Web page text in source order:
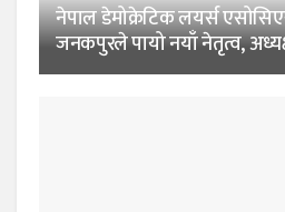
नेपाल डेमोक्रेटिक लयर्स
जनकपुरले पायो नयाँ नेतृत्व,